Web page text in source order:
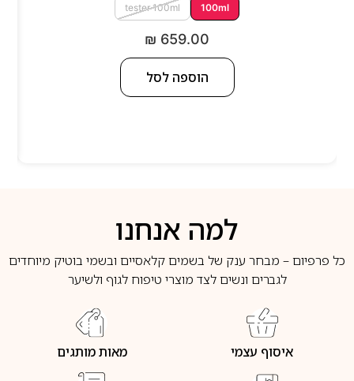
100ml
tester 100ml
₪ 659.00
הוספה לסל
למה אנחנו
כל פרפיום – מבחר ענק של בשמים קלאסיים ובשמי בוטיק מיוחדים
לגברים ונשים לצד מוצרי טיפוח לגוף ולשיער
איסוף עצמי מאות מותגים